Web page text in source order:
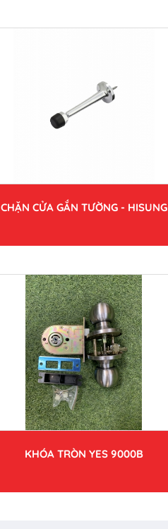
CHẶN CỬA GẮN TƯỜNG - HISUNG
KHÓA TRÒN YES 9000B